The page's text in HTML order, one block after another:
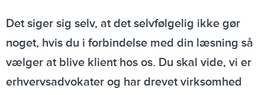
Det siger sig selv, at det selvfølgelig ikke gør
noget, hvis du i forbindelse med din læsning så
vælger at blive klient hos os. Du skal vide, vi er
erhvervsadvokater og har drevet virksomhed